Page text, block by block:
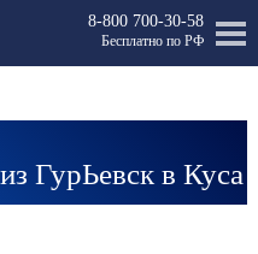
8-800 700-30-58
Бесплатно по РФ
ГурЬевск в Куса